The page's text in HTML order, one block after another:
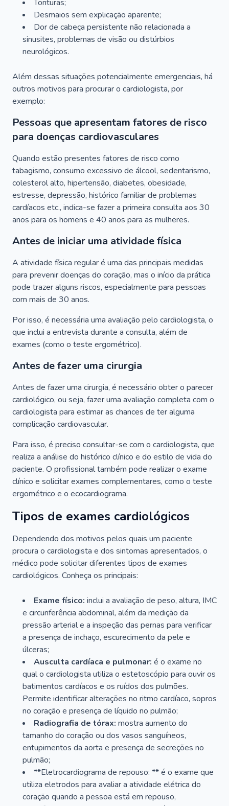
Tonturas;
Desmaios sem explicação aparente;
Dor de cabeça persistente não relacionada a
sinusites, problemas de visão ou distúrbios
neurológicos.
Além dessas situações potencialmente emergenciais, há
outros motivos para procurar o cardiologista, por
exemplo:
Pessoas que apresentam fatores de risco
para doenças cardiovasculares
Quando estão presentes fatores de risco como
tabagismo, consumo excessivo de álcool, sedentarismo,
colesterol alto, hipertensão, diabetes, obesidade,
estresse, depressão, histórico familiar de problemas
cardíacos etc., indica-se fazer a primeira consulta aos 30
anos para os homens e 40 anos para as mulheres.
Antes de iniciar uma atividade física
A atividade física regular é uma das principais medidas
para prevenir doenças do coração, mas o início da prática
pode trazer alguns riscos, especialmente para pessoas
com mais de 30 anos.
Por isso, é necessária uma avaliação pelo cardiologista, o
que inclui a entrevista durante a consulta, além de
exames (como o teste ergométrico).
Antes de fazer uma cirurgia
Antes de fazer uma cirurgia, é necessário obter o parecer
cardiológico, ou seja, fazer uma avaliação completa com o
cardiologista para estimar as chances de ter alguma
complicação cardiovascular.
Para isso, é preciso consultar-se com o cardiologista, que
realiza a análise do histórico clínico e do estilo de vida do
paciente. O profissional também pode realizar o exame
clínico e solicitar exames complementares, como o teste
ergométrico e o ecocardiograma.
Tipos de exames cardiológicos
Dependendo dos motivos pelos quais um paciente
procura o cardiologista e dos sintomas apresentados, o
médico pode solicitar diferentes tipos de exames
cardiológicos. Conheça os principais:
Exame físico: inclui a avaliação de peso, altura, IMC
e circunferência abdominal, além da medição da
pressão arterial e a inspeção das pernas para verificar
a presença de inchaço, escurecimento da pele e
úlceras;
Ausculta cardíaca e pulmonar: é o exame no
qual o cardiologista utiliza o estetoscópio para ouvir os
batimentos cardíacos e os ruídos dos pulmões.
Permite identificar alterações no ritmo cardíaco, sopros
no coração e presença de líquido no pulmão;
Radiografia de tórax: mostra aumento do
tamanho do coração ou dos vasos sanguíneos,
entupimentos da aorta e presença de secreções no
pulmão;
**Eletrocardiograma de repouso: ** é o exame que
utiliza eletrodos para avaliar a atividade elétrica do
coração quando a pessoa está em repouso,